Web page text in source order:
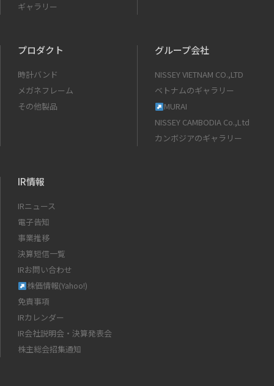
ギャラリー
プロダクト
時計バンド
メガネフレーム
その他製品
グループ会社
NISSEY VIETNAM CO.,LTD
ベトナムのギャラリー
MURAI
NISSEY CAMBODIA Co.,Ltd
カンボジアのギャラリー
IR情報
IRニュース
電子告知
事業推移
決算短信一覧
IRお問い合わせ
株価情報(Yahoo!)
免責事項
IRカレンダー
IR会社説明会・決算発表会
株主総会招集通知